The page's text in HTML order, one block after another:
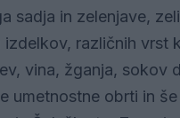
sadja in zelenjave,
izdelkov, različnih vrst
vina, žganja, sokov
umetnostne obrti in